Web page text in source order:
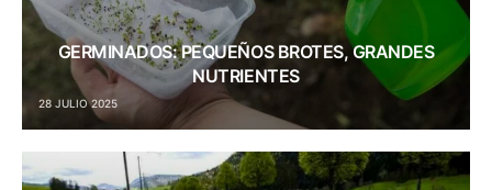
GERMINADOS: PEQUEÑOS BROTES, GRANDES
NUTRIENTES
28 JULIO 2025